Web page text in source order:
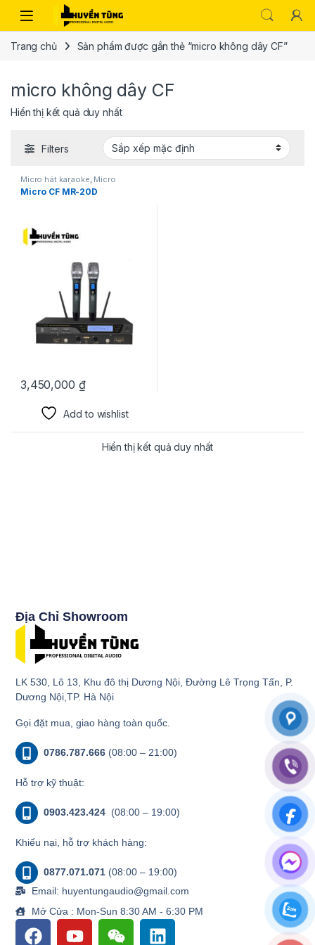
Trang chủ Sản phẩm được gắn thẻ “micro không dây CF”
micro không dây CF
Hiển thị kết quả duy nhất
Filters
Micro hát karaoke Micro
karaoke,Thiết bị âm thanh
karaoke | KTV
Micro CF MR-20D
3,450,000 ₫
Add to wishlist
Hiển thị kết quả duy nhất
Địa Chỉ Showroom
LK 530, Lô 13, Khu đô thị Dương Nội, Đường Lê Trọng Tấn, P.
Dương Nội,TP. Hà Nội
Gọi đặt mua, giao hàng toàn quốc.
0786.787.666 (08:00 – 21:00)
Hỗ trợ kỹ thuật:
0903.423.424 (08:00 – 19:00)
Khiếu nại, hỗ trợ khách hàng:
0877.071.071 (08:00 – 19:00)
Email: huyentungaudio@gmail.com
Mở Cửa : Mon-Sun 8:30 AM - 6:30 PM